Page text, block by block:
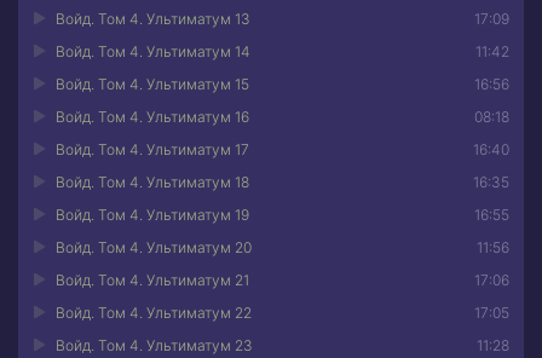
17:09
Войд. Том 4. Ультиматум 13
11:42
Войд. Том 4. Ультиматум 14
16:56
Войд. Том 4. Ультиматум 15
08:18
Войд. Том 4. Ультиматум 16
16:40
Войд. Том 4. Ультиматум 17
16:35
Войд. Том 4. Ультиматум 18
16:55
Войд. Том 4. Ультиматум 19
11:56
Войд. Том 4. Ультиматум 20
17:06
Войд. Том 4. Ультиматум 21
17:05
Войд. Том 4. Ультиматум 22
11:28
Войд. Том 4. Ультиматум 23